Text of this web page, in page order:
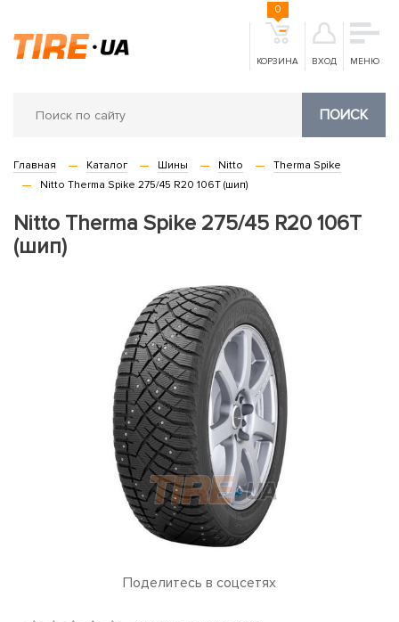
КОРЗИНА
0
ВХОД МЕНЮ
ПОИСК
Главная Каталог Шины Nitto
Therma Spike
Nitto Therma Spike 275/45 R20 106T (шип)
Nitto Therma Spike 275/45 R20 106T
(шип)
Поделитесь в соцсетях